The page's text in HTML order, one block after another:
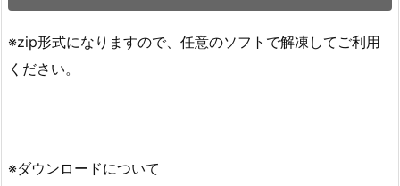
※zip形式になりますので、任意のソフトで解凍してご利用
ください。
※ダウンロードについて